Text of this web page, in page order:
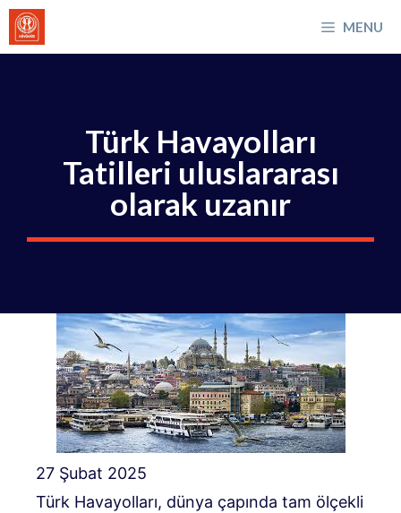
İçeriğe
atla
MENU
Türk Havayolları
Tatilleri uluslararası
olarak uzanır
27 Şubat 2025
Türk Havayolları, dünya çapında tam ölçekli